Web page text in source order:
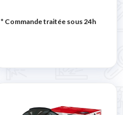
* Commande traitée sous 24h